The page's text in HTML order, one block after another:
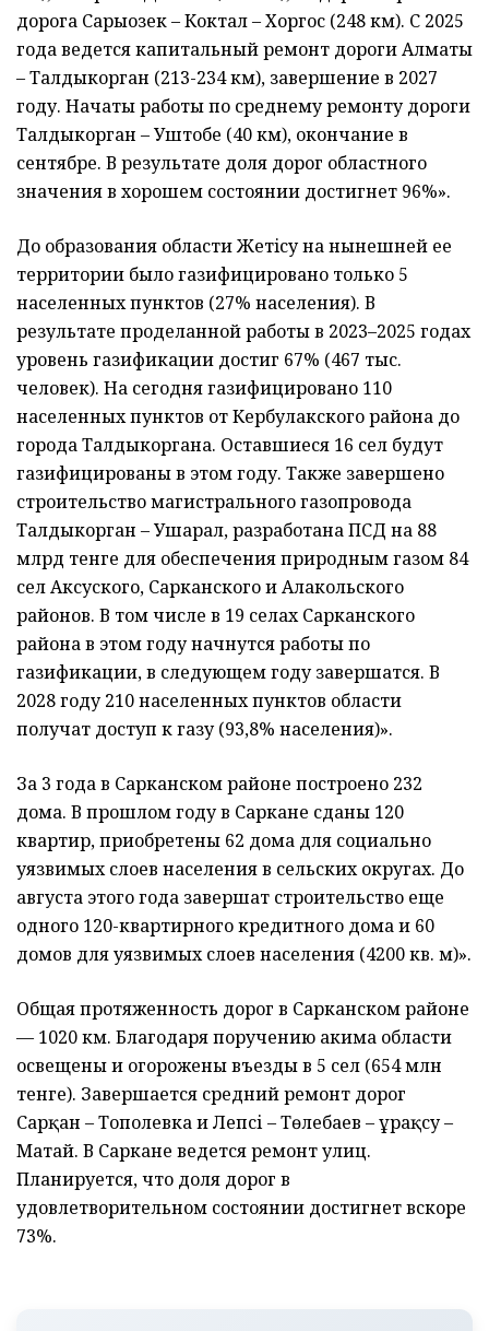
дорога Сарыозек – Коктал – Хоргос (248 км). С 2025
года ведется капитальный ремонт дороги Алматы
– Талдыкорган (213-234 км), завершение в 2027
году. Начаты работы по среднему ремонту дороги
Талдыкорган – Уштобе (40 км), окончание в
сентябре. В результате доля дорог областного
значения в хорошем состоянии достигнет 96%».
До образования области Жетiсу на нынешней ее
территории было газифицировано только 5
населенных пунктов (27% населения). В
результате проделанной работы в 2023–2025 годах
уровень газификации достиг 67% (467 тыс.
человек). На сегодня газифицировано 110
населенных пунктов от Кербулакского района до
города Талдыкоргана. Оставшиеся 16 сел будут
газифицированы в этом году. Также завершено
строительство магистрального газопровода
Талдыкорган – Ушарал, разработана ПСД на 88
млрд тенге для обеспечения природным газом 84
сел Аксуского, Сарканского и Алакольского
районов. В том числе в 19 селах Сарканского
района в этом году начнутся работы по
газификации, в следующем году завершатся. В
2028 году 210 населенных пунктов области
получат доступ к газу (93,8% населения)».
За 3 года в Сарканском районе построено 232
дома. В прошлом году в Саркане сданы 120
квартир, приобретены 62 дома для социально
уязвимых слоев населения в сельских округах. До
августа этого года завершат строительство еще
одного 120-квартирного кредитного дома и 60
домов для уязвимых слоев населения (4200 кв. м)».
Общая протяженность дорог в Сарканском районе
— 1020 км. Благодаря поручению акима области
освещены и огорожены въезды в 5 сел (654 млн
тенге). Завершается средний ремонт дорог
Сарқан – Тополевка и Лепсі – Төлебаев – Құрақсу –
Матай. В Саркане ведется ремонт улиц.
Планируется, что доля дорог в
удовлетворительном состоянии достигнет вскоре
73%.